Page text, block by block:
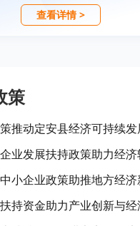
查看详情 >
策
推动定安县经济可持续发
业发展扶持政策助力经
小企业政策助推地方经
持资金助力产业创新与经